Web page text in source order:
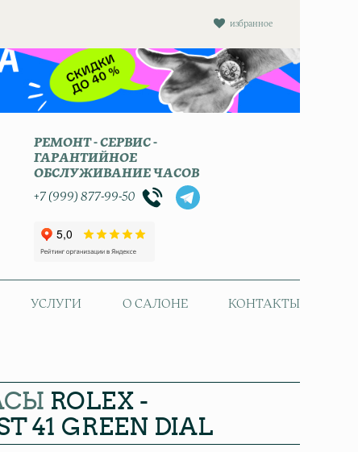
избранное
РЕМОНТ - СЕРВИС -
ГАРАНТИЙНОЕ
ОБСЛУЖИВАНИЕ ЧАСОВ
+7 (999) 877-99-50
УСЛУГИ О САЛОНЕ КОНТАКТЫ
ROLEX -
41 GREEN DIAL